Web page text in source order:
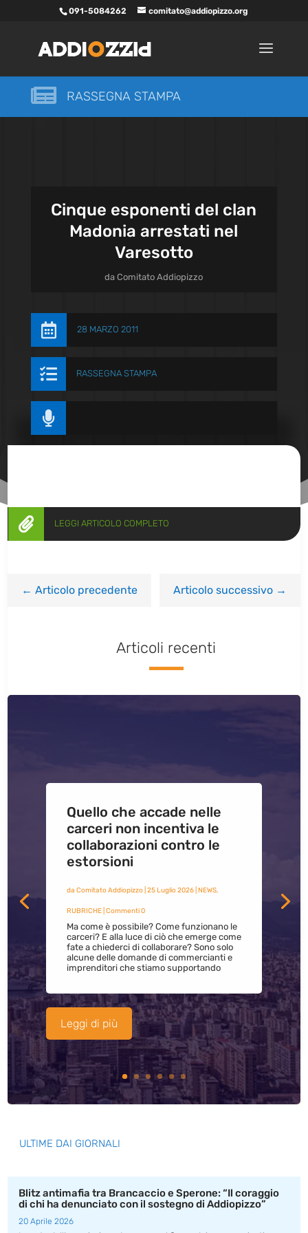
091-5084262 comitato@addiopizzo.org
 RASSEGNA STAMPA
Cinque esponenti del clan
Madonia arrestati nel
Varesotto
daComitato Addiopizzo
 28 MARZO 2011
 RASSEGNA STAMPA

 LEGGI ARTICOLO COMPLETO
←Articolo precedente Articolo successivo→
Articoli recenti
Quello che accade nelle
carceri non incentiva le
collaborazioni contro le
estorsioni
da Comitato Addiopizzo| 25 Luglio 2026| NEWS,
RUBRICHE| Commenti 0
Ma come è possibile? Come funzionano le
carceri? E alla luce di ciò che emerge come
fate a chiederci di collaborare? Sono solo
alcune delle domande di commercianti e
imprenditori che stiamo supportando
Leggi di più
ULTIME DAI GIORNALI
Blitz antimafia tra Brancaccio e Sperone: “Il coraggio
di chi ha denunciato con il sostegno di Addiopizzo”
20 Aprile 2026